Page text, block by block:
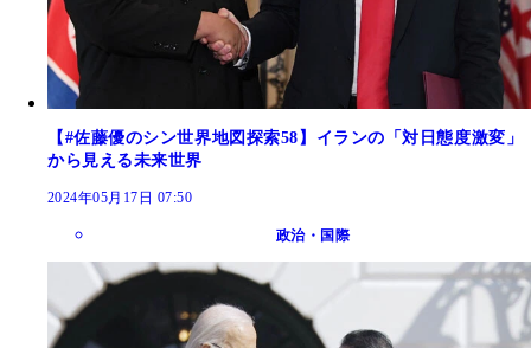
【#佐藤優のシン世界地図探索58】イランの「対日態度激変」
から見える未来世界
2024年05月17日 07:50
政治・国際